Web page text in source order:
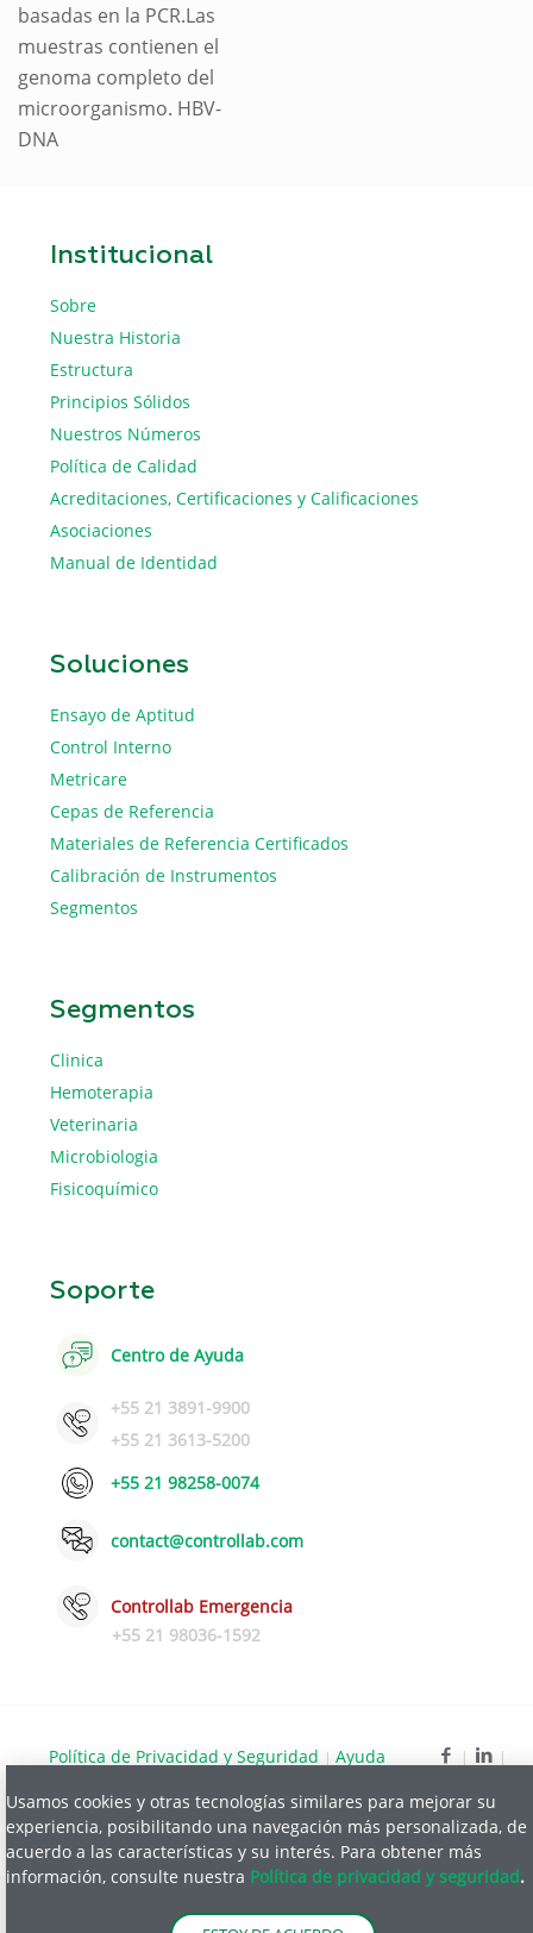
basadas en la PCR.Las
muestras contienen el
genoma completo del
microorganismo. HBV-
DNA
Institucional
Sobre
Nuestra Historia
Estructura
Principios Sólidos
Nuestros Números
Política de Calidad
Acreditaciones, Certificaciones y Calificaciones
Asociaciones
Manual de Identidad
Soluciones
Ensayo de Aptitud
Control Interno
Metricare
Cepas de Referencia
Materiales de Referencia Certificados
Calibración de Instrumentos
Segmentos
Segmentos
Clinica
Hemoterapia
Veterinaria
Microbiologia
Fisicoquímico
Soporte
Centro de Ayuda
+55 21 3891-9900
+55 21 3613-5200
+55 21 98258-0074
contact@controllab.com
Controllab Emergencia
+55 21 98036-1592
Política de Privacidad y Seguridad | Ayuda
© Copyright 2026 Control de Calidad para laboratorios LTDA.
Usamos cookies y otras tecnologías similares para mejorar su
experiencia, posibilitando una navegación más personalizada, de
acuerdo a las características y su interés. Para obtener más
información, consulte nuestra Política de privacidad y seguridad.